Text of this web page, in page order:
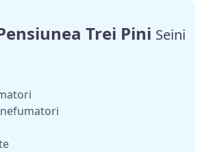
Trei Pini Seini